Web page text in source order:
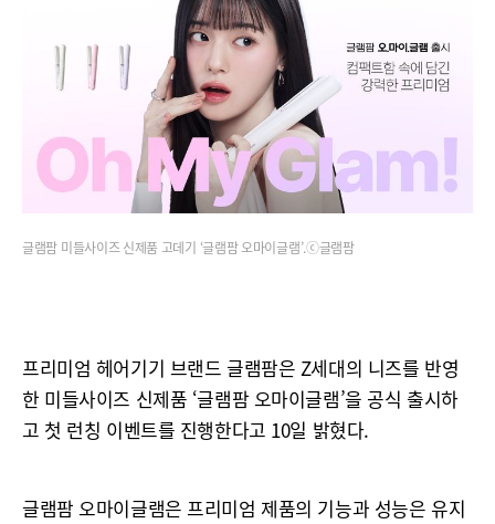
글램팜 미들사이즈 신제품 고데기 ‘글램팜 오마이글램’.ⓒ글램팜
프리미엄 헤어기기 브랜드 글램팜은 Z세대의 니즈를 반영
한 미들사이즈 신제품 ‘글램팜 오마이글램’을 공식 출시하
고 첫 런칭 이벤트를 진행한다고 10일 밝혔다.
글램팜 오마이글램은 프리미엄 제품의 기능과 성능은 유지